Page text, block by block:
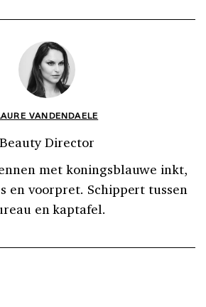
VANDENDAELE
Beauty Director
met koningsblauwe inkt,
en voorpret. Schippert tussen
en kaptafel.